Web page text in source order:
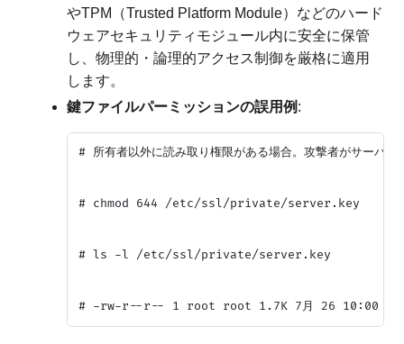
やTPM（Trusted Platform Module）などのハード
ウェアセキュリティモジュール内に安全に保管
し、物理的・論理的アクセス制御を厳格に適用
します。
鍵ファイルパーミッションの誤用例 :
# 所有者以外に読み取り権限がある場合。攻撃者がサーバに
# chmod 644 /etc/ssl/private/server.key
# ls -l /etc/ssl/private/server.key